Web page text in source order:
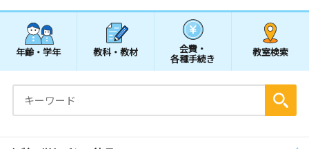
年齢・学年 教科・教材 会費・
各種手続き
教室検索